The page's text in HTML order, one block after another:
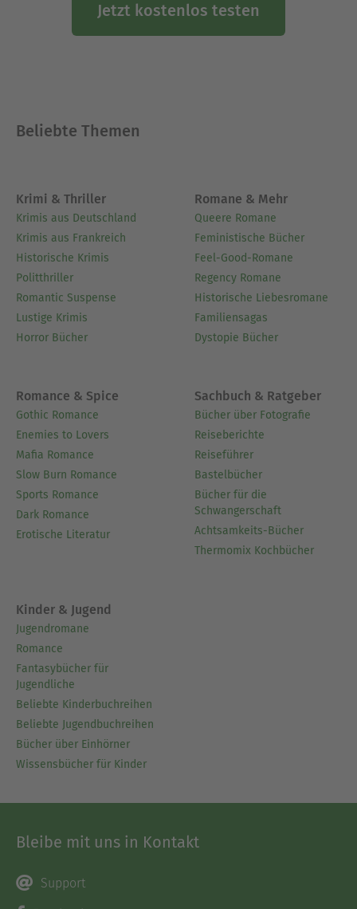
Jetzt kostenlos testen
Beliebte Themen
Krimi & Thriller
Krimis aus Deutschland
Krimis aus Frankreich
Historische Krimis
Politthriller
Romantic Suspense
Lustige Krimis
Horror Bücher
Romane & Mehr
Queere Romane
Feministische Bücher
Feel-Good-Romane
Regency Romane
Historische Liebesromane
Familiensagas
Dystopie Bücher
Romance & Spice
Gothic Romance
Enemies to Lovers
Mafia Romance
Slow Burn Romance
Sports Romance
Dark Romance
Erotische Literatur
Sachbuch & Ratgeber
Bücher über Fotografie
Reiseberichte
Reiseführer
Bastelbücher
Bücher für die
Schwangerschaft
Achtsamkeits-Bücher
Thermomix Kochbücher
Kinder & Jugend
Jugendromane
Romance
Fantasybücher für
Jugendliche
Beliebte Kinderbuchreihen
Beliebte Jugendbuchreihen
Bücher über Einhörner
Wissensbücher für Kinder
Bleibe mit uns in Kontakt
Support